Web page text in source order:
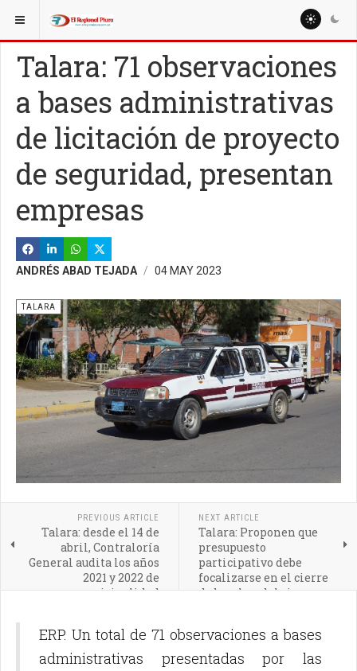
ESTÁ AQUÍ: REGIÓN PIURA
Talara: 71 observaciones
a bases administrativas
de licitación de proyecto
de seguridad, presentan
empresas
ANDRÉS ABAD TEJADA 04 MAY 2023
TALARA
PREVIOUS ARTICLE
Talara: desde el 14 de
abril, Contraloría
General audita los años
2021 y 2022 de
municipalidad
NEXT ARTICLE
Talara: Proponen que
presupuesto
participativo debe
focalizarse en el cierre
de brechas del riesgo
ERP. Un total de 71 observaciones a bases
administrativas presentadas por las